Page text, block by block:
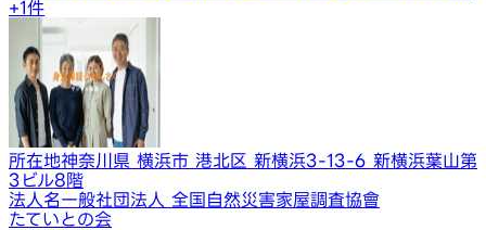
+1件
所在地神奈川県 横浜市 港北区 新横浜3-13-6 新横浜葉山第
3ビル8階
法人名一般社団法人 全国自然災害家屋調査協會
たていとの会